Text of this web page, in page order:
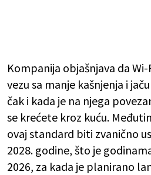
Kompanija objašnjava da
vezu sa manje kašnjenja i
čak i kada je na njega
se krećete kroz kuću.
ovaj standard biti zvanično
2028. godine, što je
2026, za kada je planirano